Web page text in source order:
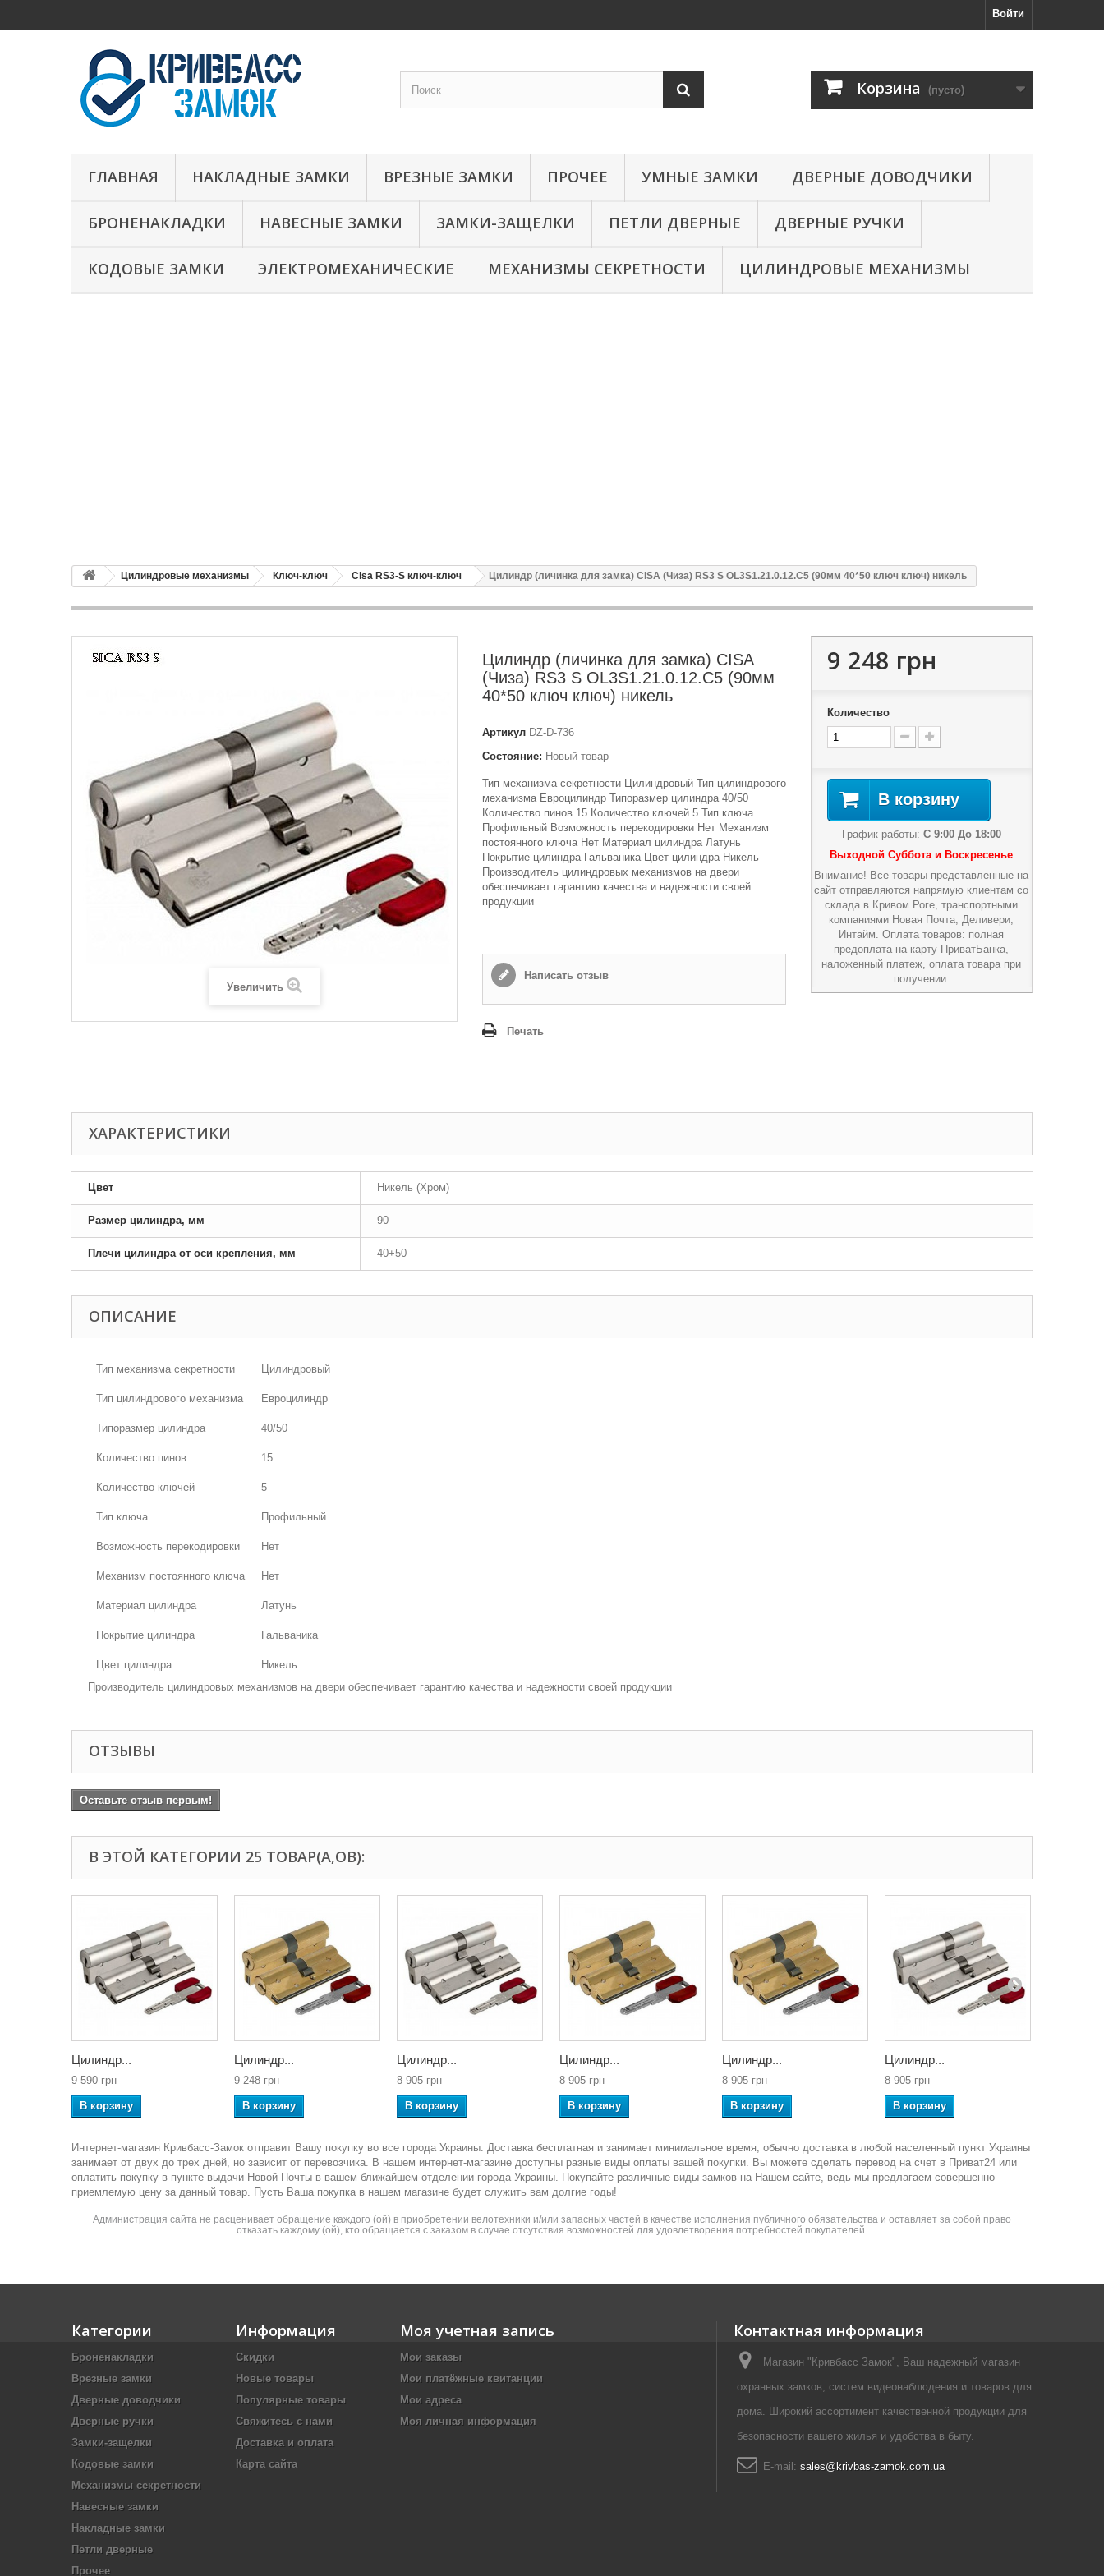
Войти
Корзина (пусто)
ГЛАВНАЯ НАКЛАДНЫЕ ЗАМКИ ВРЕЗНЫЕ ЗАМКИ ПРОЧЕЕ УМНЫЕ ЗАМКИ ДВЕРНЫЕ ДОВОДЧИКИ
БРОНЕНАКЛАДКИ НАВЕСНЫЕ ЗАМКИ ЗАМКИ-ЗАЩЕЛКИ ПЕТЛИ ДВЕРНЫЕ ДВЕРНЫЕ РУЧКИ
КОДОВЫЕ ЗАМКИ ЭЛЕКТРОМЕХАНИЧЕСКИЕ МЕХАНИЗМЫ СЕКРЕТНОСТИ ЦИЛИНДРОВЫЕ МЕХАНИЗМЫ
Цилиндровые механизмы Ключ-ключ Cisa RS3-S ключ-ключ Цилиндр (личинка для замка) CISA (Чиза) RS3 S OL3S1.21.0.12.С5 (90мм 40*50 ключ ключ) никель
Увеличить
Цилиндр (личинка для замка) CISA
(Чиза) RS3 S OL3S1.21.0.12.С5 (90мм
40*50 ключ ключ) никель
Артикул DZ-D-736
Состояние: Новый товар
Тип механизма секретности Цилиндровый Тип цилиндрового
механизма Евроцилиндр Типоразмер цилиндра 40/50
Количество пинов 15 Количество ключей 5 Тип ключа
Профильный Возможность перекодировки Нет Механизм
постоянного ключа Нет Материал цилиндра Латунь
Покрытие цилиндра Гальваника Цвет цилиндра Никель
Производитель цилиндровых механизмов на двери
обеспечивает гарантию качества и надежности своей
продукции
Написать отзыв
Печать
9 248 грн
Количество
В корзину
График работы: С 9:00 До 18:00
Выходной Суббота и Воскресенье
Внимание! Все товары представленные на
сайт отправляются напрямую клиентам со
склада в Кривом Роге, транспортными
компаниями Новая Почта, Деливери,
Интайм. Оплата товаров: полная
предоплата на карту ПриватБанка,
наложенный платеж, оплата товара при
получении.
ХАРАКТЕРИСТИКИ
Цвет Никель (Хром)
Размер цилиндра, мм 90
Плечи цилиндра от оси крепления, мм 40+50
ОПИСАНИЕ
Тип механизма секретности Цилиндровый
Тип цилиндрового механизма Евроцилиндр
Типоразмер цилиндра 40/50
Количество пинов 15
Количество ключей 5
Тип ключа Профильный
Возможность перекодировки Нет
Механизм постоянного ключа Нет
Материал цилиндра Латунь
Покрытие цилиндра Гальваника
Цвет цилиндра
Никель
Производитель цилиндровых механизмов на двери обеспечивает гарантию качества и надежности своей продукции
ОТЗЫВЫ
Оставьте отзыв первым!
В ЭТОЙ КАТЕГОРИИ 25 ТОВАР(А,ОВ):
Цилиндр...
9 590 грн
В корзину
Цилиндр...
9 248 грн
В корзину
Цилиндр...
8 905 грн
В корзину
Цилиндр...
8 905 грн
В корзину
Цилиндр...
8 905 грн
В корзину
Цилиндр...
8 905 грн
В корзину
Интернет-магазин Кривбасс-Замок отправит Вашу покупку во все города Украины. Доставка бесплатная и занимает минимальное время, обычно доставка в любой населенный пункт Украины
занимает от двух до трех дней, но зависит от перевозчика. В нашем интернет-магазине доступны разные виды оплаты вашей покупки. Вы можете сделать перевод на счет в Приват24 или
оплатить покупку в пункте выдачи Новой Почты в вашем ближайшем отделении города Украины. Покупайте различные виды замков на Нашем сайте, ведь мы предлагаем совершенно
приемлемую цену за данный товар. Пусть Ваша покупка в нашем магазине будет служить вам долгие годы!
Администрация сайта не расценивает обращение каждого (ой) в приобретении велотехники и/или запасных частей в качестве исполнения публичного обязательства и оставляет за собой право
отказать каждому (ой), кто обращается с заказом в случае отсутствия возможностей для удовлетворения потребностей покупателей.
Категории
Броненакладки
Врезные замки
Дверные доводчики
Дверные ручки
Замки-защелки
Кодовые замки
Механизмы секретности
Навесные замки
Накладные замки
Петли дверные
Прочее
Информация
Скидки
Новые товары
Популярные товары
Свяжитесь с нами
Доставка и оплата
Карта сайта
Моя учетная запись
Мои заказы
Мои платёжные квитанции
Мои адреса
Моя личная информация
Контактная информация
Магазин "Кривбасс Замок", Ваш надежный магазин
охранных замков, систем видеонаблюдения и товаров для
дома. Широкий ассортимент качественной продукции для
безопасности вашего жилья и удобства в быту.
E-mail: sales@krivbas-zamok.com.ua